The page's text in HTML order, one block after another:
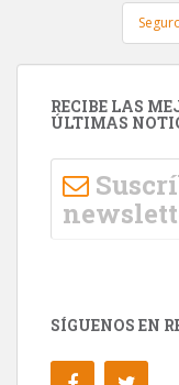
RECIBE LAS
ÚLTIMAS
SÍGUENOS EN